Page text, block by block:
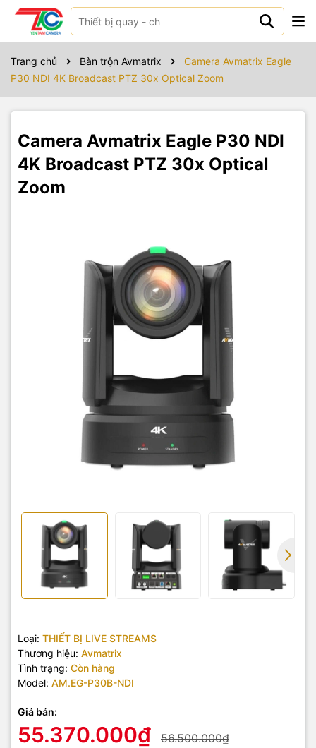
Trang chủ Bàn trộn Avmatrix
Camera Avmatrix Eagle
P30 NDI 4K Broadcast PTZ 30x Optical Zoom
Camera Avmatrix Eagle P30 NDI
4K Broadcast PTZ 30x Optical
Zoom
Loại: THIẾT BỊ LIVE STREAMS
Thương hiệu: Avmatrix
Tình trạng: Còn hàng
Model: AM.EG-P30B-NDI
Giá bán:
55.370.000₫ 56.500.000₫
Sản phẩm bao gồm